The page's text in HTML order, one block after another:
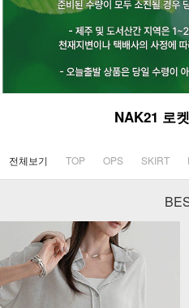
1+1 기획세트 자체제작
NAK21 로
전체보기 TOP OPS SKIRT